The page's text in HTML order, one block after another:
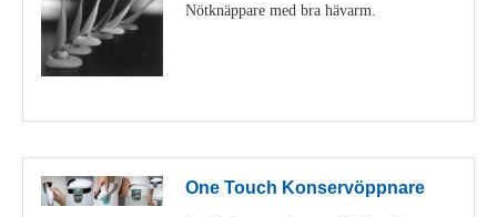
Nötknäppare med bra hävarm.
One Touch Konservöppnare